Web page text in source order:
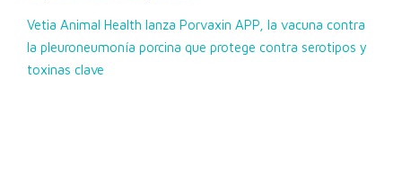
Vetia Animal Health lanza Porvaxin APP, la vacuna contra
la pleuroneumonía porcina que protege contra serotipos y
toxinas clave